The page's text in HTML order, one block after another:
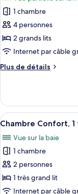
lit,
balcon
(Dory
Building)
Standard,
très
grand
lit,
balcon
(Dory
photos
pour
ce
type
chambre :
2
grands
balcon
1 chambre
4 personnes
2 grands lits
Internet par câble
Plus de détails
Plus
le
type
de
Chambre
Standard,
grands
lits,
balcon
Afficher
toutes
les
photos
pour
ce
type
5
Chambre Confort,
Vue sur la baie
1 chambre
2 personnes
1 très grand lit
Internet par câble